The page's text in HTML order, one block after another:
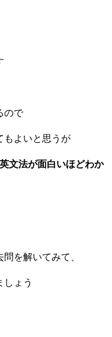
ので
もよいと思うが
文法が面白いほどわか
を解いてみて、
しょう